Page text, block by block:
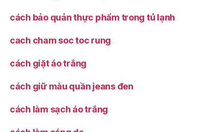
cách bảo quản thực phẩm trong tủ lạnh
cach cham soc toc rung
cách giặt áo trắng
cách giữ màu quần jeans đen
cách làm sạch áo trắng